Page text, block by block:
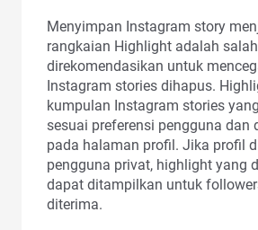
Menyimpan Instagram story
rangkaian Highlight adalah
direkomendasikan untuk
Instagram stories dihapus.
kumpulan Instagram stories
sesuai preferensi pengguna dan
pada halaman profil. Jika profil
pengguna privat, highlight yang
dapat ditampilkan untuk
diterima.